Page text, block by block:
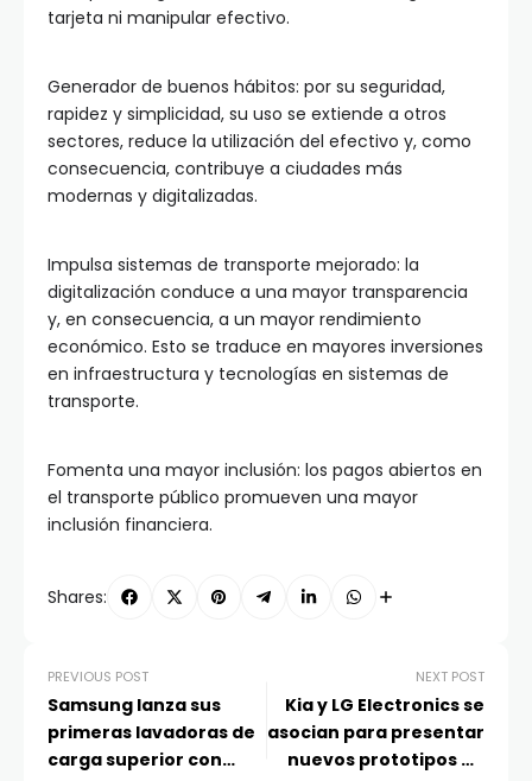
tarjeta ni manipular efectivo.
Generador de buenos hábitos: por su seguridad,
rapidez y simplicidad, su uso se extiende a otros
sectores, reduce la utilización del efectivo y, como
consecuencia, contribuye a ciudades más
modernas y digitalizadas.
Impulsa sistemas de transporte mejorado: la
digitalización conduce a una mayor transparencia
y, en consecuencia, a un mayor rendimiento
económico. Esto se traduce en mayores inversiones
en infraestructura y tecnologías en sistemas de
transporte.
Fomenta una mayor inclusión: los pagos abiertos en
el transporte público promueven una mayor
inclusión financiera.
Shares:
PREVIOUS POST
Samsung lanza sus
primeras lavadoras de
carga superior con
NEXT POST
Kia y LG Electronics se
asocian para presentar
nuevos prototipos de